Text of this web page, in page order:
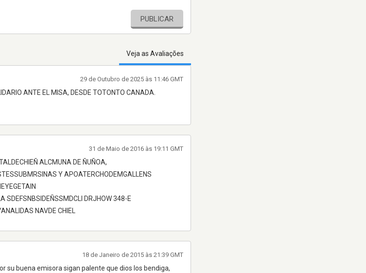
PUBLICAR
Veja as Avaliações
ANTE EL MISA, DESDE TOTONTO CANADA.
29 de Outubro de 2025 às 11:46 GMT
ALCMUNA DE ÑUÑOA,
Y APOATERCHODEMGALLENS
SDEFSNBSIDEÑSSMDCLI DRJHOW 348-E
NAVDE CHIEL
31 de Maio de 2016 às 19:11 GMT
su buena emisora sigan palente que dios los bendiga,
18 de Janeiro de 2015 às 21:39 GMT